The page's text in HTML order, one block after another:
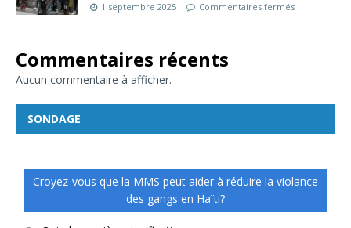
1 septembre 2025 Commentaires fermés
Commentaires récents
Aucun commentaire à afficher.
SONDAGE
Croyez-vous que la MMS peut aider à réduire la violance
des gangs en Haïti?